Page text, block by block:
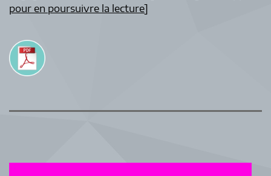
pour en poursuivre la lecture]